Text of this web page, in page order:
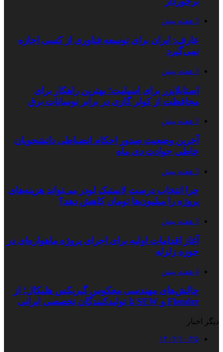
3 هفته پیش
عارف: ایران برای توسعه فناوری از کسی اجازه
نمی‌گیرد
3 هفته پیش
استابلایزر برای اسپلیت؛ بهترین راهکار برای
محافظت از کولر گازی در برابر نوسانات برق
3 هفته پیش
آخرین وضعیت صدور احکام انضباطی دانشجویان
خاطی حوادث دی ماه
3 هفته پیش
چرا انتخاب درست لاستیک لودر می‌تواند هزینه‌های
پروژه را میلیون‌ها تومان کاهش دهد؟
3 هفته پیش
آغاز اقدامات اولیه برای اجرای پروژه ماهواره‌ای در
حوزه زلزله
4 هفته پیش
چالش‌های مهندسی معکوس گیربکس هلیکال؛ از
Flender و SEW تا تولیدکنندگان تخصصی ایرانی
دیگر اخبار
۱۴۰۲/۱۰/۲۵